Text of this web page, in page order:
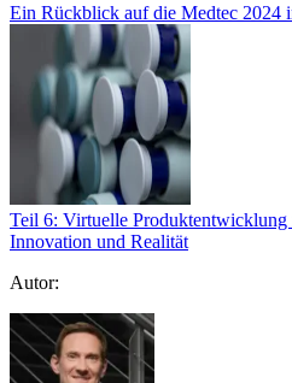
Ein Rückblick auf die Medtec 2024
Teil 6: Virtuelle Produktentwicklung
Innovation und Realität
Autor: